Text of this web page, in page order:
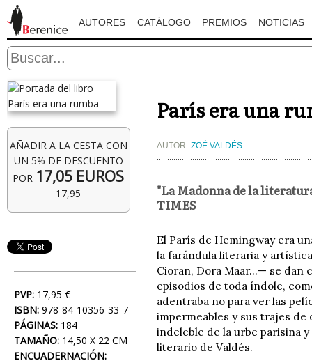
AUTORES CATÁLOGO PREMIOS NOTICIAS
AÑADIR A LA CESTA CON
UN 5% DE DESCUENTO
POR 17,05 EUROS
17,95
PVP: 17,95 €
ISBN: 978-84-10356-33-7
PÁGINAS: 184
TAMAÑO: 14,50 X 22 CM
ENCUADERNACIÓN:
París era una
AUTOR: ZOÉ VALDÉS
"La Madonna de la
TIMES
El París de Hemingway era
la farándula literaria y
Cioran, Dora Maar...— se dan
episodios de toda índole,
adentraba no para ver las
impermeables y sus trajes de
indeleble de la urbe parisina
literario de Valdés.